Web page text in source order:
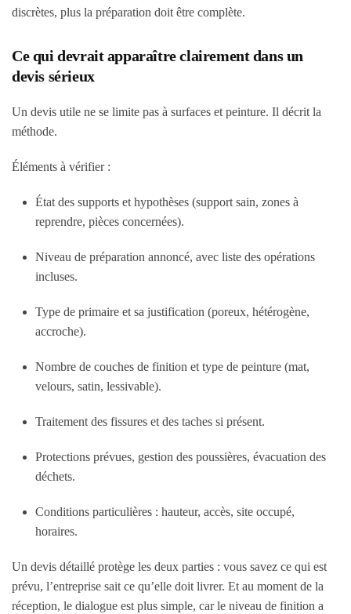
discrètes, plus la préparation doit être complète.
Ce qui devrait apparaître clairement dans un
devis sérieux
Un devis utile ne se limite pas à surfaces et peinture. Il décrit la
méthode.
Éléments à vérifier :
État des supports et hypothèses (support sain, zones à
reprendre, pièces concernées).
Niveau de préparation annoncé, avec liste des opérations
incluses.
Type de primaire et sa justification (poreux, hétérogène,
accroche).
Nombre de couches de finition et type de peinture (mat,
velours, satin, lessivable).
Traitement des fissures et des taches si présent.
Protections prévues, gestion des poussières, évacuation des
déchets.
Conditions particulières : hauteur, accès, site occupé,
horaires.
Un devis détaillé protège les deux parties : vous savez ce qui est
prévu, l’entreprise sait ce qu’elle doit livrer. Et au moment de la
réception, le dialogue est plus simple, car le niveau de finition a